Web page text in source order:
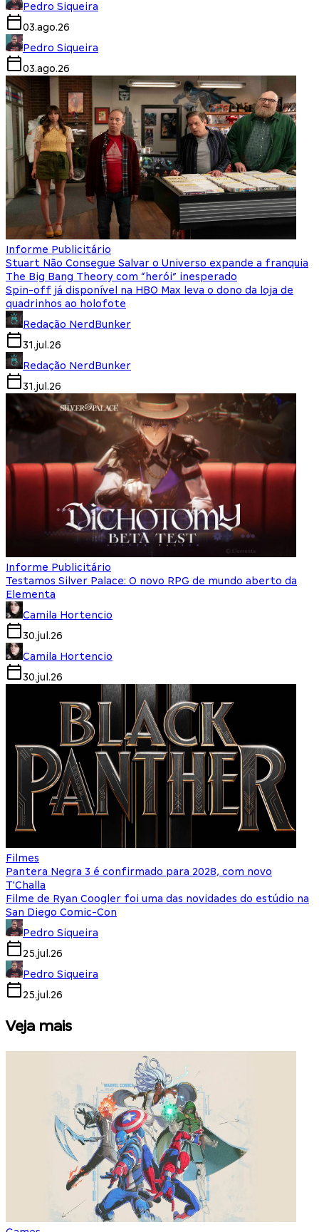
Pedro Siqueira
03.ago.26
Pedro Siqueira
03.ago.26
Informe Publicitário
Stuart Não Consegue Salvar o Universo expande a franquia
The Big Bang Theory com “herói” inesperado
Spin-off já disponível na HBO Max leva o dono da loja de
quadrinhos ao holofote
Redação NerdBunker
31.jul.26
Redação NerdBunker
31.jul.26
Informe Publicitário
Testamos Silver Palace: O novo RPG de mundo aberto da
Elementa
Camila Hortencio
30.jul.26
Camila Hortencio
30.jul.26
Filmes
Pantera Negra 3 é confirmado para 2028, com novo
T'Challa
Filme de Ryan Coogler foi uma das novidades do estúdio na
San Diego Comic-Con
Pedro Siqueira
25.jul.26
Pedro Siqueira
25.jul.26
Veja mais